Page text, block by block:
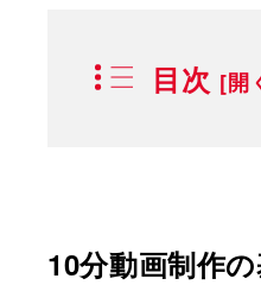
目次
10分動画制作